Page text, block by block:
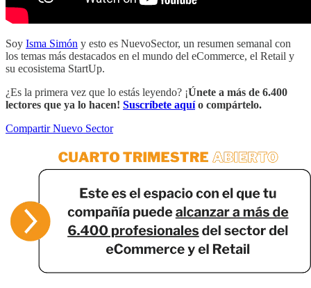
Soy Isma Simón y esto es NuevoSector, un resumen semanal con
los temas más destacados en el mundo del eCommerce, el Retail y
su ecosistema StartUp.
¿Es la primera vez que lo estás leyendo? ¡Únete a más de 6.400
lectores que ya lo hacen! Suscríbete aquío compártelo.
Compartir Nuevo Sector